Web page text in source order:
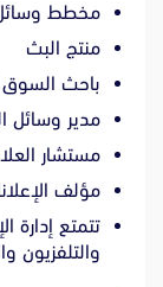
مخطط وسائل
منتج البث
باحث السوق
مدير وسائل
مستشار
مؤلف
تتمتع إدارة
والتلفزيون